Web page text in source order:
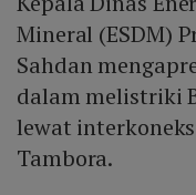
Mineral (ESDM)
Sahdan
dalam melistriki
lewat
Tambora.